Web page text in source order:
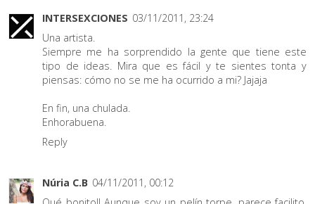
INTERSEXCIONES 03/11/2011, 23:24
Una artista.
Siempre me ha sorprendido la gente que tiene este
tipo de ideas. Mira que es fácil y te sientes tonta y
piensas: cómo no se me ha ocurrido a mi? Jajaja
En fin, una chulada.
Enhorabuena.
Reply
Núria C.B 04/11/2011, 00:12